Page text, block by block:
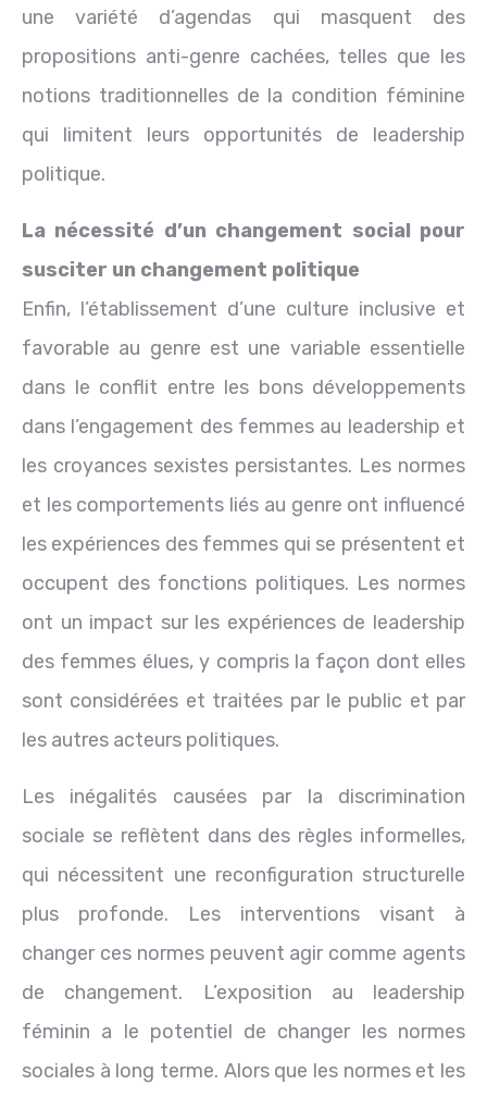
une variété d’agendas qui masquent des
propositions anti-genre cachées, telles que les
notions traditionnelles de la condition féminine
qui limitent leurs opportunités de leadership
politique.
La nécessité d’un changement social pour
susciter un changement politique
Enfin, l’établissement d’une culture inclusive et
favorable au genre est une variable essentielle
dans le conflit entre les bons développements
dans l’engagement des femmes au leadership et
les croyances sexistes persistantes. Les normes
et les comportements liés au genre ont influencé
les expériences des femmes qui se présentent et
occupent des fonctions politiques. Les normes
ont un impact sur les expériences de leadership
des femmes élues, y compris la façon dont elles
sont considérées et traitées par le public et par
les autres acteurs politiques.
Les inégalités causées par la discrimination
sociale se reflètent dans des règles informelles,
qui nécessitent une reconfiguration structurelle
plus profonde. Les interventions visant à
changer ces normes peuvent agir comme agents
de changement. L’exposition au leadership
féminin a le potentiel de changer les normes
sociales à long terme. Alors que les normes et les